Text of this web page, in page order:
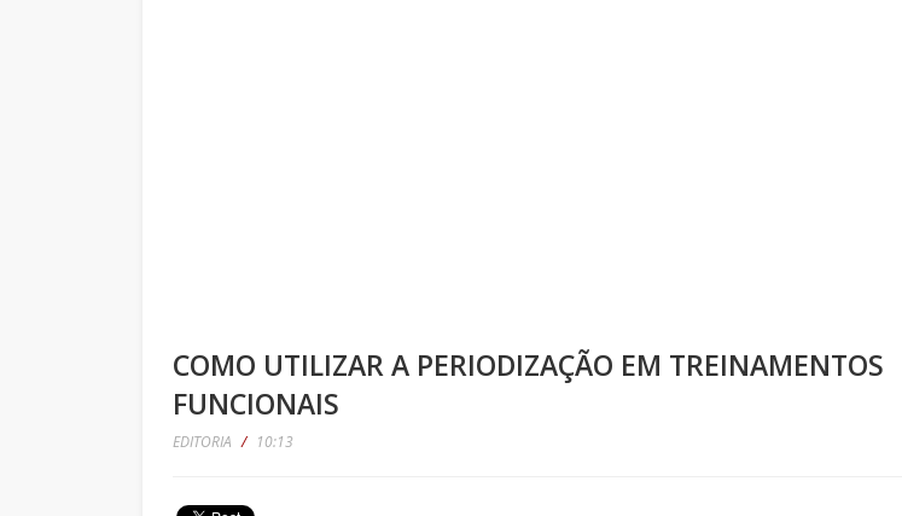
COMO UTILIZAR A PERIODIZAÇÃO EM TREINAMENTOS
FUNCIONAIS
EDITORIA / 10:13